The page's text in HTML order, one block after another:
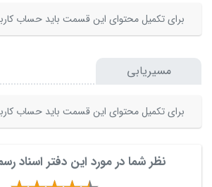
برای تکمیل محتوای این قسمت باید حساب
مسیریابی
برای تکمیل محتوای این قسمت باید حساب
نظر شما در مورد این دفتر